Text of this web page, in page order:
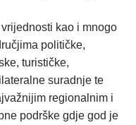
kao i mnogo
političke,
turističke,
suradnje te
regionalnim i
podrške gdje god je